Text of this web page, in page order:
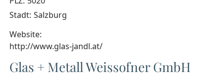
Stadt: Salzburg
Website:
http://www.glas-jandl.at/
Glas + Metall Weissofner GmbH